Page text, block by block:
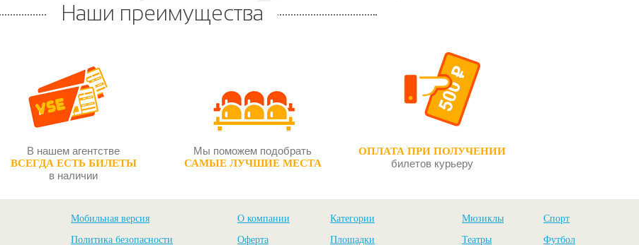
Барабаны в ночи
Наши преимущества
В нашем агентстве
ВСЕГДА ЕСТЬ БИЛЕТЫ
в наличии
Мы поможем подобрать
САМЫЕ ЛУЧШИЕ МЕСТА
ОПЛАТА ПРИ ПОЛУЧЕНИИ
билетов курьеру
Мобильная версия
Политика безопасности
О компании
Оферта
Категории
Площадки
Мюзиклы
Театры
Спорт
Футбол